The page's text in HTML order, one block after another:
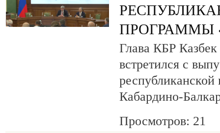
ПРОГРАММЫ
Глава КБР Казбек
встретился с
Кабардино-
Просмотров: 21